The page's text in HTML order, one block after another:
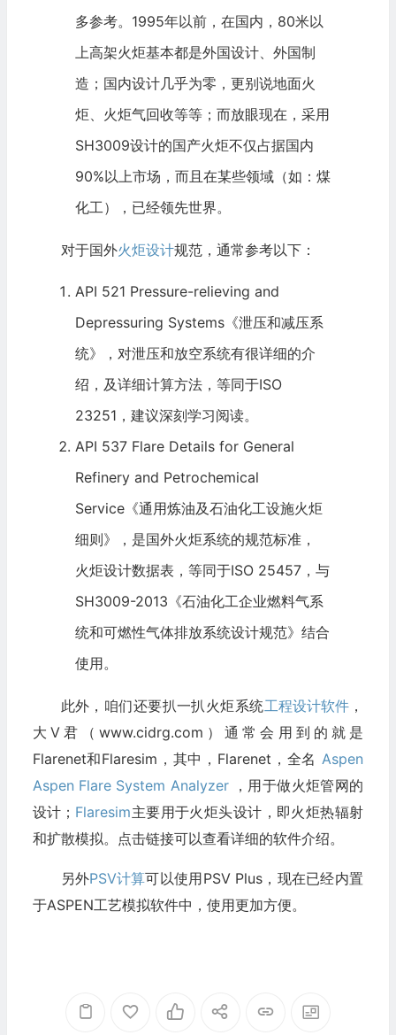
多参考。1995年以前，在国内，80米以
上高架火炬基本都是外国设计、外国制
造；国内设计几乎为零，更别说地面火
炬、火炬气回收等等；而放眼现在，采用
SH3009设计的国产火炬不仅占据国内
90%以上市场，而且在某些领域（如：煤
化工），已经领先世界。
对于国外火炬设计规范，通常参考以下：
API 521 Pressure-relieving and
Depressuring Systems《泄压和减压系
统》，对泄压和放空系统有很详细的介
绍，及详细计算方法，等同于ISO
23251，建议深刻学习阅读。
API 537 Flare Details for General
Refinery and Petrochemical
Service《通用炼油及石油化工设施火炬
细则》，是国外火炬系统的规范标准，
火炬设计数据表，等同于ISO 25457，与
SH3009-2013《石油化工企业燃料气系
统和可燃性气体排放系统设计规范》结合
使用。
此外，咱们还要扒一扒火炬系统工程设计软件，
大V君（www.cidrg.com）通常会用到的就是
Flarenet和Flaresim，其中，Flarenet，全名 Aspen
Aspen Flare System Analyzer ，用于做火炬管网的
设计； Flaresim主要用于火炬头设计，即火炬热辐射
和扩散模拟。点击链接可以查看详细的软件介绍。
另外PSV计算可以使用PSV Plus，现在已经内置
于ASPEN工艺模拟软件中，使用更加方便。